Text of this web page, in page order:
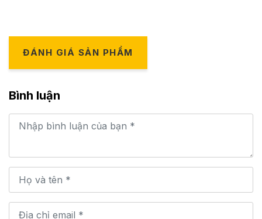
ĐÁNH GIÁ SẢN PHẨM
Bình luận